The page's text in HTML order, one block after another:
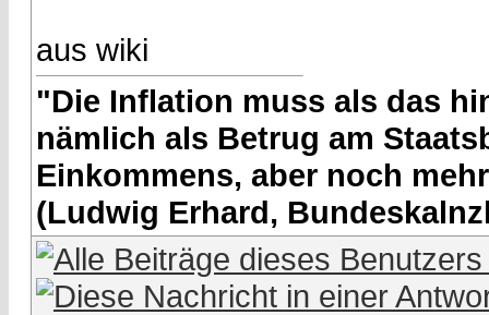
aus wiki
"Die Inflation muss als das
nämlich als Betrug am
Einkommens, aber noch
(Ludwig Erhard,